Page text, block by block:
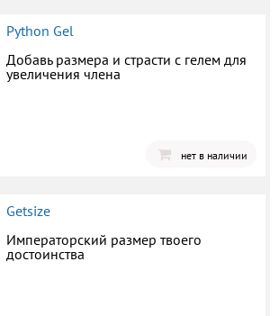
Python Gel
Добавь размера и страсти с гелем для
увеличения члена
нет в наличии
Getsize
Императорский размер твоего
достоинства